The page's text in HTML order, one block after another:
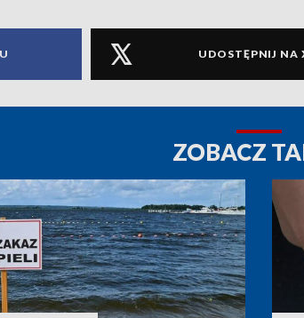
UDOSTĘPNIJ NA
ZOBACZ